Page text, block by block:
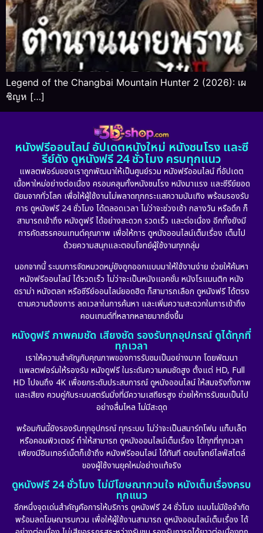
Legend of the Changbai Mountain Hunter 2 (2026): เผ
ชิญห […]
หนังฟรีออนไลน์ อัปเดตหนังใหม่ หนังชนโรง และซี
รีย์ดัง ดูหนังฟรี 24 ชั่วโมง ครบทุกแนว
แพลตฟอร์มของเราถูกพัฒนาให้เป็นศูนย์รวม หนังฟรีออนไลน์ ที่อัปเดต
เนื้อหาใหม่อย่างต่อเนื่อง ครอบคลุมทั้งหนังชนโรง หนังมาแรง และซีรีย์ยอด
นิยมจากทั่วโลก เพื่อให้ผู้ใช้งานไม่พลาดทุกกระแสความบันเทิง พร้อมรองรับ
การ ดูหนังฟรี 24 ชั่วโมง ได้ตลอดเวลา ไม่ว่าจะช่วงเช้า กลางวัน หรือดึก ก็
สามารถเข้าถึง หนังดูฟรี ได้อย่างสะดวก รวดเร็ว และต่อเนื่อง อีกทั้งยังมี
การคัดสรรคอนเทนต์คุณภาพ เพื่อให้การ ดูหนังออนไลน์เต็มเรื่อง เต็มไป
ด้วยความสนุกและตอบโจทย์ผู้ใช้งานทุกกลุ่ม
นอกจากนี้ ระบบการจัดหมวดหมู่ยังถูกออกแบบมาให้ใช้งานง่าย ช่วยให้ค้นหา
หนังฟรีออนไลน์ ได้รวดเร็ว ไม่ว่าจะเป็นหนังแอคชั่น หนังโรแมนติก หนัง
ดราม่า หนังตลก หรือซีรีย์ออนไลน์ยอดฮิต ก็สามารถเลือก ดูหนังฟรี ได้ตรง
ตามความต้องการ ลดเวลาในการค้นหา และเพิ่มความสะดวกในการเข้าถึง
คอนเทนต์ที่หลากหลายมากยิ่งขึ้น
หนังดูฟรี ภาพคมชัด เสียงชัด รองรับทุกอุปกรณ์ ดูได้ทุกที่
ทุกเวลา
เราให้ความสำคัญกับคุณภาพของการรับชมเป็นอย่างมาก โดยพัฒนา
แพลตฟอร์มให้รองรับ หนังดูฟรี ในระดับความคมชัดสูง ตั้งแต่ HD, Full
HD ไปจนถึง 4K เพื่อยกระดับประสบการณ์ ดูหนังออนไลน์ ให้สมจริงทั้งภาพ
และเสียง ควบคู่กับระบบสตรีมมิ่งที่มีความเสถียรสูง ช่วยให้การรับชมเป็นไป
อย่างลื่นไหล ไม่มีสะดุด
พร้อมกันนี้ยังรองรับทุกอุปกรณ์ ทุกระบบ ไม่ว่าจะเป็นสมาร์ทโฟน แท็บเล็ต
หรือคอมพิวเตอร์ ทำให้สามารถ ดูหนังออนไลน์เต็มเรื่อง ได้ทุกที่ทุกเวลา
เพียงมีอินเทอร์เน็ตก็เข้าถึง หนังฟรีออนไลน์ ได้ทันที ตอบโจทย์ไลฟ์สไตล์
ของผู้ใช้งานยุคใหม่อย่างแท้จริง
ดูหนังฟรี 24 ชั่วโมง ไม่มีโฆษณากวนใจ หนังเต็มเรื่องครบ
ทุกแนว
อีกหนึ่งจุดเด่นสำคัญคือการให้บริการ ดูหนังฟรี 24 ชั่วโมง แบบไม่มีข้อจำกัด
พร้อมลดโฆษณารบกวน เพื่อให้ผู้ใช้งานสามารถ ดูหนังออนไลน์เต็มเรื่อง ได้